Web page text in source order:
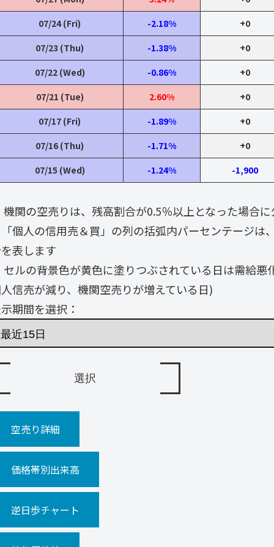
07/24 (Fri)
-2.18%
+0
07/23 (Thu)
-1.38%
+0
07/22 (Wed)
-0.86%
+0
07/21 (Tue)
2.60%
+0
07/17 (Fri)
-1.89%
+0
07/16 (Thu)
-1.71%
+0
07/15 (Wed)
-1.24% -1,900
機関の空売りは、残高割合が0.5％以上となった場合
個人の信用売＆買」の列の括弧内パーセンテージは
表します
セルの背景色が黄色に塗りつぶされている日は需給
信売が減り、機関空売りが増えている日)
期間を選択：
空売り詳細
価格帯別出来高
逆日歩チャート